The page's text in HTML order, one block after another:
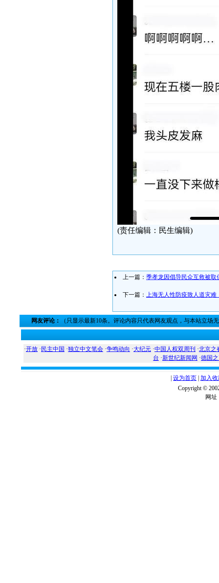
(责任编辑：民生编辑)
上一篇： 季孝龙因倡导民众互救被取
下一篇： 上海无人性防疫致人道灾难
网友评论： （只显示最新10条。评论内容只代表网友观点，与本站立场
·开放 · 民主中国 ·独立中文笔会 ·争鸣动向 ·大纪元 ·中国人权双周刊 ·北京之
台 ·新世纪新闻网 ·德国
设为首页 加入
Copyright ©
网址